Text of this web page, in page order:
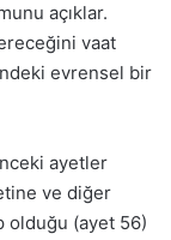
açıklar.
vaat
evrensel bir
ayetler
ve diğer
olduğu (ayet 56)